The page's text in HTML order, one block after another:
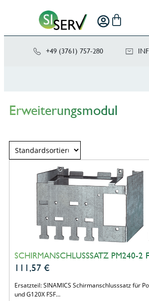
+49 (3761) 757-280 NI
Erweiterungsmodul
SCHIRMANSCHLUSSSATZ PM240-2
111,57 €
Ersatzteil: SINAMICS Schirmanschlusssatz für
und G120X FSF…